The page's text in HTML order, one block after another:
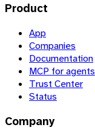
Product
App
Companies
Documentation
MCP for agents
Trust Center
Status
Company